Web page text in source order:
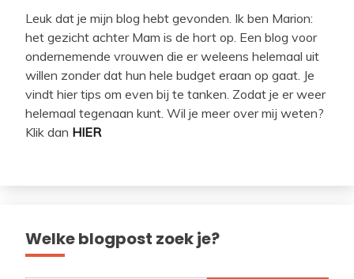
Leuk dat je mijn blog hebt gevonden. Ik ben Marion:
het gezicht achter Mam is de hort op. Een blog voor
ondernemende vrouwen die er weleens helemaal uit
willen zonder dat hun hele budget eraan op gaat. Je
vindt hier tips om even bij te tanken. Zodat je er weer
helemaal tegenaan kunt. Wil je meer over mij weten?
Klik dan HIER
Welke blogpost zoek je?